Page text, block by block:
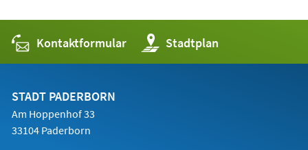
Kontaktformular Stadtplan
(Öffnet
in
einem
STADT PADERBORN
Am Hoppenhof 33
33104 Paderborn